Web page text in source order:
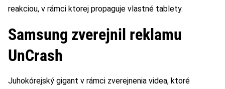
reakciou, v rámci ktorej propaguje vlastné tablety.
Samsung zverejnil reklamu
UnCrash
Juhokórejský gigant v rámci zverejnenia videa, ktoré